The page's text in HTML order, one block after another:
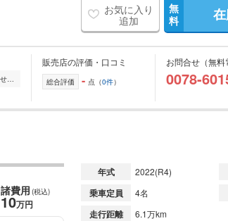
お気に入り
追加
無
料
全国的に店舗を展開しており、 豊富な在庫の中からお客様にぴったりの1台をご提案させていただきます。 国産車から輸入車まで幅広く取り扱っており、 登録済未使用車や...
販売店の評価・口コミ
総合評価 - 点（0件）
お問合せ（無料
0078-
諸費用 (税込)
10万円
年式 2022(R4)
乗車定員 4名
走行距離 6.1万km